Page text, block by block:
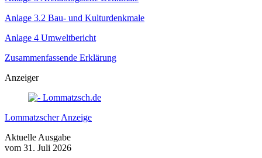
Anlage 3.2 Bau- und Kulturdenkmale
Anlage 4 Umweltbericht
Zusammenfassende Erklärung
Anzeiger
Lommatzscher Anzeige
Aktuelle Ausgabe
vom 31. Juli 2026